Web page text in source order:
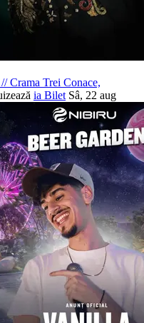
//Crama Trei Conace,
ia Bilet Sâ, 22 aug